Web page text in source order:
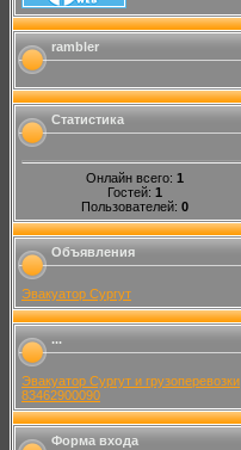
rambler
Статистика
Онлайн всего: 1
Гостей: 1
Пользователей: 0
Объявления
Эвакуатор Сургут
...
Эвакуатор Сургут и грузоперевозки
83462900090
Форма входа